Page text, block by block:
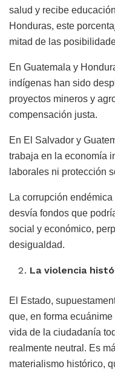
salud y recibe
Honduras, este
mitad de las
En Guatemala y
indígenas han sido
proyectos mineros y
compensación justa.
En El Salvador y
trabaja en la economía
laborales ni protección
La corrupción
desvía fondos que
social y económico,
desigualdad.
La violencia
El Estado,
que, en forma
vida de la ciudadanía
realmente neutral. Es
materialismo histórico,